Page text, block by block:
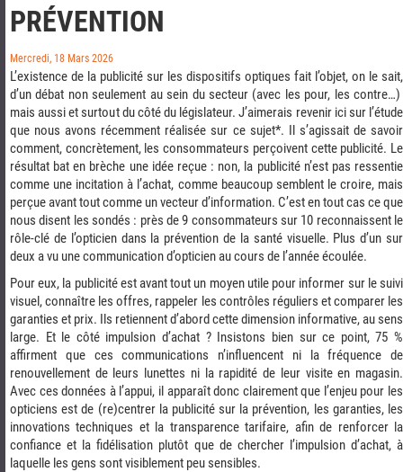
PRÉVENTION
Mercredi, 18 Mars 2026
L’existence de la publicité sur les dispositifs optiques fait l’objet, on le sait,
d’un débat non seulement au sein du secteur (avec les pour, les contre…)
mais aussi et surtout du côté du législateur. J’aimerais revenir ici sur l’étude
que nous avons récemment réalisée sur ce sujet*. Il s’agissait de savoir
comment, concrètement, les consommateurs perçoivent cette publicité. Le
résultat bat en brèche une idée reçue : non, la publicité n’est pas ressentie
comme une incitation à l’achat, comme beaucoup semblent le croire, mais
perçue avant tout comme un vecteur d’information. C’est en tout cas ce que
nous disent les sondés : près de 9 consommateurs sur 10 reconnaissent le
rôle-clé de l’opticien dans la prévention de la santé visuelle. Plus d’un sur
deux a vu une communication d’opticien au cours de l’année écoulée.
Pour eux, la publicité est avant tout un moyen utile pour informer sur le suivi
visuel, connaître les offres, rappeler les contrôles réguliers et comparer les
garanties et prix. Ils retiennent d’abord cette dimension informative, au sens
large. Et le côté impulsion d’achat ? Insistons bien sur ce point,75 %
affirment que ces communications n’influencent ni la fréquence de
renouvellement de leurs lunettes ni la rapidité de leur visite en magasin.
Avec ces données à l’appui, il apparaît donc clairement que l’enjeu pour les
opticiens est de (re)centrer la publicité sur la prévention, les garanties, les
innovations techniques et la transparence tarifaire, afin de renforcer la
confiance et la fidélisation plutôt que de chercher l’impulsion d’achat, à
laquelle les gens sont visiblement peu sensibles.